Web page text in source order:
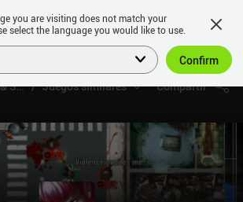
ShotgunsJuegos similares Compartir
you are visiting does not match your
select the language you would like to use.
Confirm